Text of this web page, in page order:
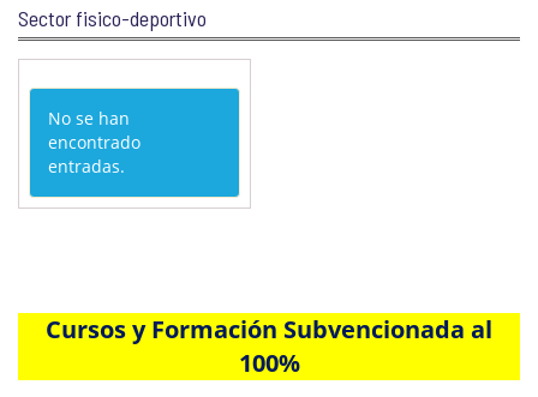
Sector fisico-deportivo
No se han
encontrado
entradas.
Cursos y Formación Subvencionada al
100%